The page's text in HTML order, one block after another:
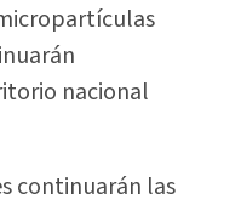
nacional
continuarán las